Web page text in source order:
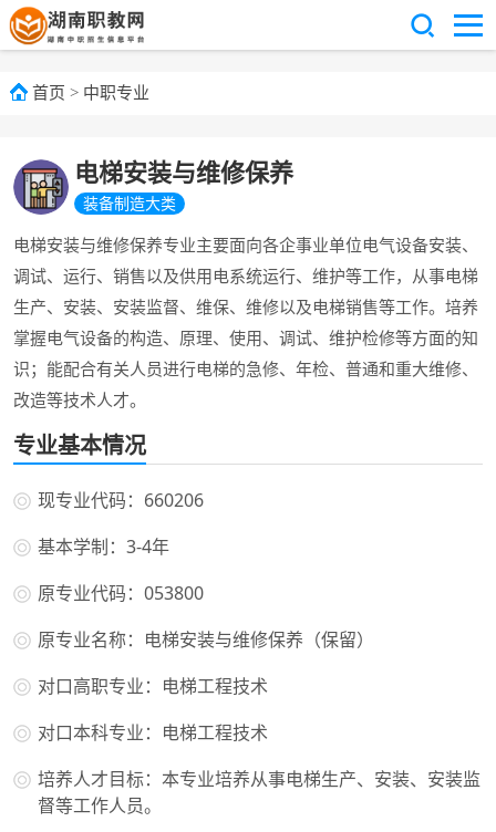
首页 > 中职专业
电梯安装与维修保养
装备制造大类
电梯安装与维修保养专业主要面向各企事业单位电气设备安装、
调试、运行、销售以及供用电系统运行、维护等工作，从事电梯
生产、安装、安装监督、维保、维修以及电梯销售等工作。培养
掌握电气设备的构造、原理、使用、调试、维护检修等方面的知
识；能配合有关人员进行电梯的急修、年检、普通和重大维修、
改造等技术人才。
专业基本情况
现专业代码：660206
基本学制：3-4年
原专业代码：053800
原专业名称：电梯安装与维修保养（保留）
对口高职专业：电梯工程技术
对口本科专业：电梯工程技术
培养人才目标：本专业培养从事电梯生产、安装、安装监
督等工作人员。